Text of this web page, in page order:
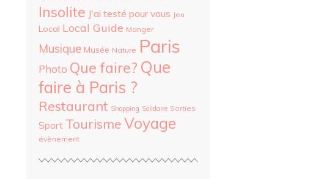
Insolite J'ai testé pour vous Jeu
Local Local Guide Manger
Musique Musée Nature Paris
Photo Que faire? Que
faire à Paris ?
Restaurant Shopping Solidaire Sorties
Sport TourismeVoyage
évènement